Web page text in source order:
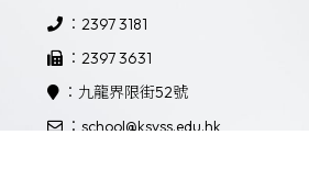
：2397 3181
：2397 3631
：九龍界限街52號
：school@ksyss.edu.hk